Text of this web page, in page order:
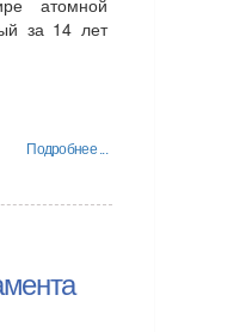
за 14 лет
Подробнее ...